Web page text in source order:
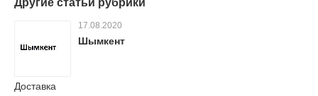
Другие статьи рубрики
17.08.2020
Шымкент
Доставка